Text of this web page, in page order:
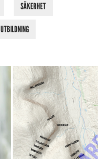
SÄKERHET
UTBILDNING